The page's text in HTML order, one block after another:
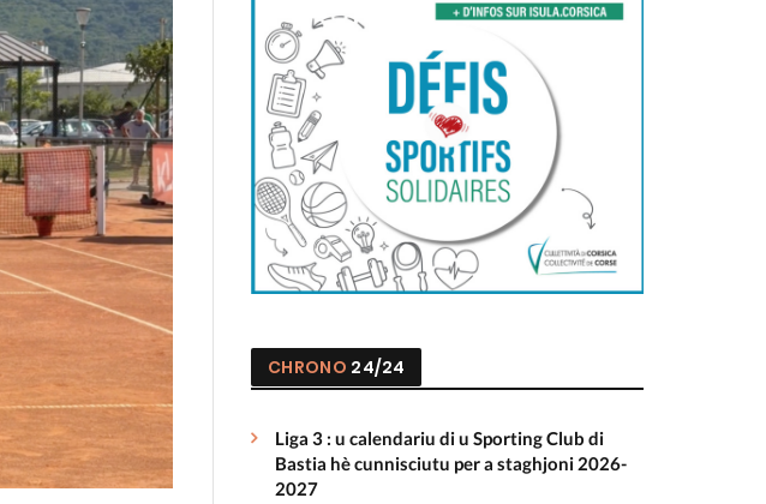
CHRONO 24/24
Liga 3 : u calendariu di u Sporting Club di
Bastia hè cunnisciutu per a staghjoni 2026-
2027